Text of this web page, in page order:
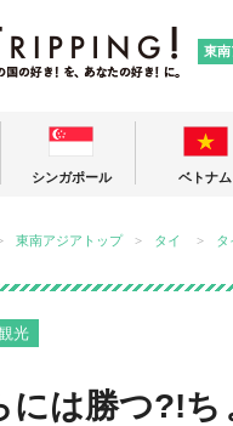
東南
シンガポール ベトナム
東南アジアトップ タイ タ
光
には勝つ?!ち